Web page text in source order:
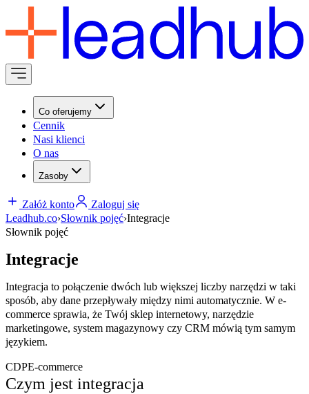
Co oferujemy
Cennik
Nasi klienci
O nas
Zasoby
Załóż konto
Zaloguj się
Leadhub.co›Słownik pojęć›Integracje
Słownik pojęć
Integracje
Integracja to połączenie dwóch lub większej liczby narzędzi w taki
sposób, aby dane przepływały między nimi automatycznie. W e-
commerce sprawia, że Twój sklep internetowy, narzędzie
marketingowe, system magazynowy czy CRM mówią tym samym
językiem.
CDPE-commerce
Czym jest integracja